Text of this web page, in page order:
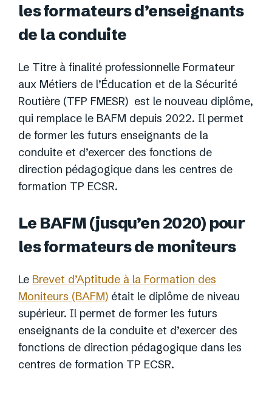
les formateurs d’enseignants
de la conduite
Le Titre à finalité professionnelle Formateur
aux Métiers de l’Éducation et de la Sécurité
Routière (TFP FMESR) est le nouveau diplôme,
qui remplace le BAFM depuis 2022. Il permet
de former les futurs enseignants de la
conduite et d’exercer des fonctions de
direction pédagogique dans les centres de
formation TP ECSR.
Le BAFM (jusqu’en 2020) pour
les formateurs de moniteurs
Le Brevet d’Aptitude à la Formation des
Moniteurs (BAFM) était le diplôme de niveau
supérieur. Il permet de former les futurs
enseignants de la conduite et d’exercer des
fonctions de direction pédagogique dans les
centres de formation TP ECSR.